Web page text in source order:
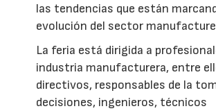
las tendencias que están
evolución del sector
La feria está dirigida a
industria manufacturera, entre
directivos, responsables de la
decisiones, ingenieros, técnicos